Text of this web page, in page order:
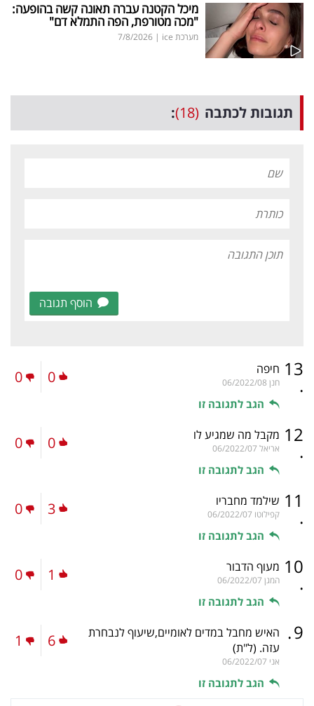
מיכל הקטנה עברה תאונה קשה בהופעה:
"מכה מטורפת, הפה התמלא דם"
מערכת ice |
7/8/2026
תגובות לכתבה (18)
:
הוסף תגובה
13
.
חיפה
חנן 06/2022/08
הגב לתגובה זו
0
0
12
.
מקבל מה שמגיע לו
אריאל 06/2022/07
הגב לתגובה זו
0
0
11
.
שילמד מחבריו
קפילוטו 06/2022/07
הגב לתגובה זו
3
0
10
.
מעוף הדבור
המגן 06/2022/07
הגב לתגובה זו
1
0
9
. האיש מחבל במדים לאומיים,שיעוף לנבחרת
עזה. (ל"ת)
אני 06/2022/07
הגב לתגובה זו
6
1